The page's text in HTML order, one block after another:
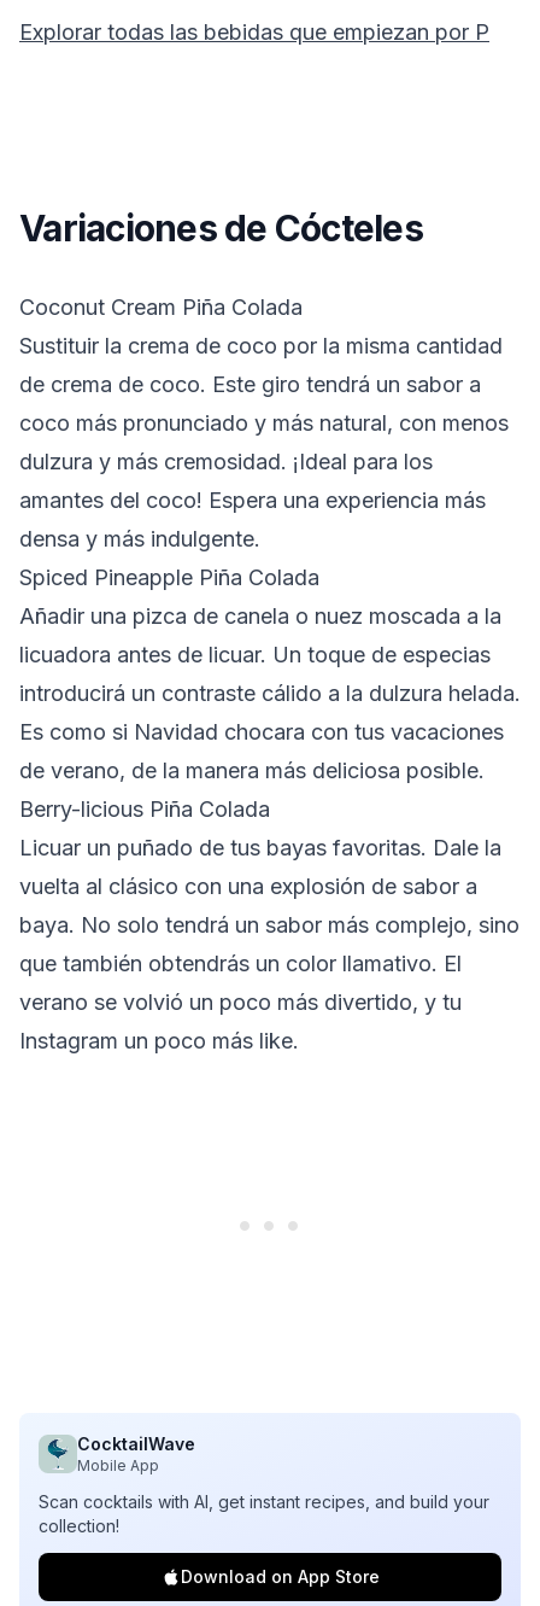
Explorar todas las bebidas que empiezan por P
Variaciones de Cócteles
Coconut Cream Piña Colada
Sustituir la crema de coco por la misma cantidad
de crema de coco. Este giro tendrá un sabor a
coco más pronunciado y más natural, con menos
dulzura y más cremosidad. ¡Ideal para los
amantes del coco! Espera una experiencia más
densa y más indulgente.
Spiced Pineapple Piña Colada
Añadir una pizca de canela o nuez moscada a la
licuadora antes de licuar. Un toque de especias
introducirá un contraste cálido a la dulzura helada.
Es como si Navidad chocara con tus vacaciones
de verano, de la manera más deliciosa posible.
Berry-licious Piña Colada
Licuar un puñado de tus bayas favoritas. Dale la
vuelta al clásico con una explosión de sabor a
baya. No solo tendrá un sabor más complejo, sino
que también obtendrás un color llamativo. El
verano se volvió un poco más divertido, y tu
Instagram un poco más like.
CocktailWave
Mobile App
Scan cocktails with AI, get instant recipes, and build your
collection!
Download on App Store